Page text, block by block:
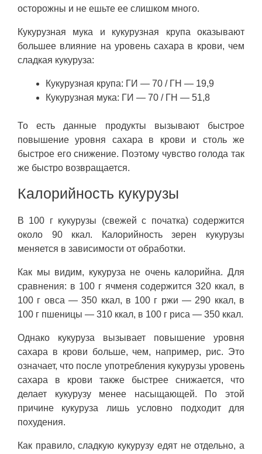
осторожны и не ешьте ее слишком много.
Кукурузная мука и кукурузная крупа оказывают
большее влияние на уровень сахара в крови, чем
сладкая кукуруза:
Кукурузная крупа: ГИ — 70 / ГН — 19,9
Кукурузная мука: ГИ — 70 / ГН — 51,8
То есть данные продукты вызывают быстрое
повышение уровня сахара в крови и столь же
быстрое его снижение. Поэтому чувство голода так
же быстро возвращается.
Калорийность кукурузы
В 100 г кукурузы (свежей с початка) содержится
около 90 ккал. Калорийность зерен кукурузы
меняется в зависимости от обработки.
Как мы видим, кукуруза не очень калорийна. Для
сравнения: в 100 г ячменя содержится 320 ккал, в
100 г овса — 350 ккал, в 100 г ржи — 290 ккал, в
100 г пшеницы — 310 ккал, в 100 г риса — 350 ккал.
Однако кукуруза вызывает повышение уровня
сахара в крови больше, чем, например, рис. Это
означает, что после употребления кукурузы уровень
сахара в крови также быстрее снижается, что
делает кукурузу менее насыщающей. По этой
причине кукуруза лишь условно подходит для
похудения.
Как правило, сладкую кукурузу едят не отдельно, а